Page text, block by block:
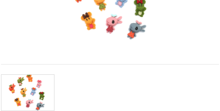
afișa
conținut și
reclame
mai
relevante,